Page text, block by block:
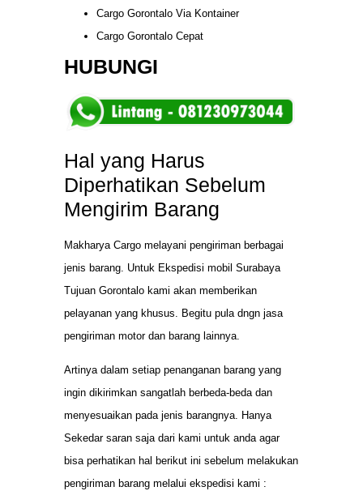
Cargo Gorontalo Via Kontainer
Cargo Gorontalo Cepat
HUBUNGI
Hal yang Harus
Diperhatikan Sebelum
Mengirim Barang
Makharya Cargo melayani pengiriman berbagai
jenis barang. Untuk Ekspedisi mobil Surabaya
Tujuan Gorontalo kami akan memberikan
pelayanan yang khusus. Begitu pula dngn jasa
pengiriman motor dan barang lainnya.
Artinya dalam setiap penanganan barang yang
ingin dikirimkan sangatlah berbeda-beda dan
menyesuaikan pada jenis barangnya. Hanya
Sekedar saran saja dari kami untuk anda agar
bisa perhatikan hal berikut ini sebelum melakukan
pengiriman barang melalui ekspedisi kami :